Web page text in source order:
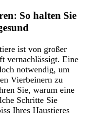
So halten Sie
ist von großer
vernachlässigt. Eine
notwendig, um
Vierbeinern zu
Sie, warum eine
Schritte Sie
Ihres Haustieres